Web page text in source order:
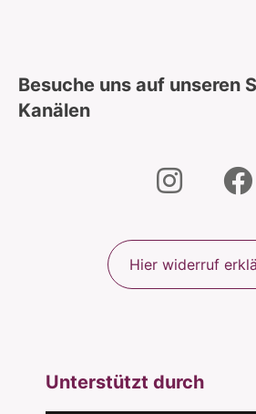
Besuche uns auf unseren
Kanälen
Hier widerruf
Unterstützt durch